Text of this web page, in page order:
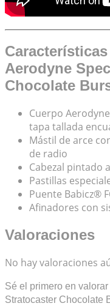
Aerodyne
Chocolate
Cuerpo
tapa tallada
Mástil de arce
de radio
Cabezal pintado
Pastillas
Puente Babicz®
Afinadores con
Valoraciones
No hay valoraciones
Sé el primero en
Stratocaster Chocolate